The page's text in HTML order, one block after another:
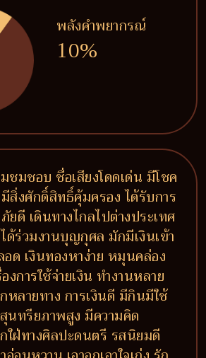
พลังคำพยากรณ์
10%
ชมชอบ ชื่อเสียงโดดเด่น มีโชค
งศักดิ์สิทธิ์คุ้มครอง ได้รับการ
ดี เดินทางไกลไปต่างประเทศ
ด้ร่วมงานบุญกุศล มักมีเงินเข้า
ด เงินทองหาง่าย หมุนคล่อง
งการใช้จ่ายเงิน ทำงานหลาย
หลายทาง การเงินดี มีกินมีใช้
นทรียภาพสูง มีความคิด
ใฝ่ทางศิลปะดนตรี รสนิยมดี